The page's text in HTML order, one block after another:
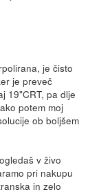
je čisto
je preveč
19"CRT, pa dlje
potem moj
ob boljšem
v živo
pri nakupu
in zelo